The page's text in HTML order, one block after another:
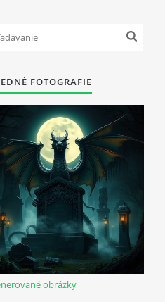
FOTOGRAFIE
obrázky